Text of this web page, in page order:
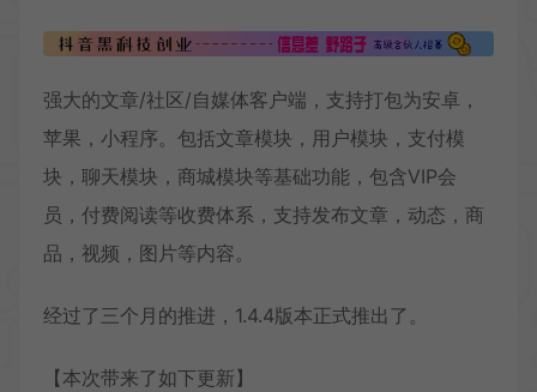
强大的文章/社区/自媒体客户端，支持打包为安卓，
苹果，小程序。包括文章模块，用户模块，支付模
块，聊天模块，商城模块等基础功能，包含VIP会
员，付费阅读等收费体系，支持发布文章，动态，商
品，视频，图片等内容。
经过了三个月的推进，1.4.4版本正式推出了。
【本次带来了如下更新】